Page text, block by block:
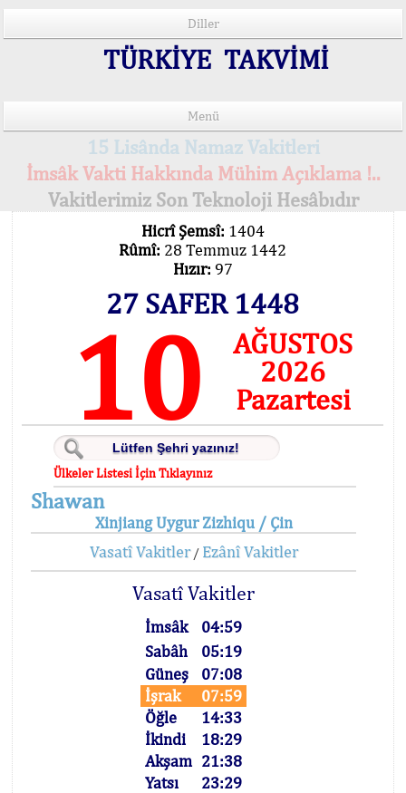
Diller
TÜRKİYE TAKVİMİ
Menü
15 Lisânda Namaz Vakitleri
İmsâk Vakti Hakkında Mühim Açıklama !..
Vakitlerimiz Son Teknoloji Hesâbıdır
Hicrî Şemsî: 1404
Rûmî: 28 Temmuz 1442
Hızır: 97
27 SAFER 1448
10
AĞUSTOS
2026
Pazartesi
Ülkeler Listesi İçin Tıklayınız
Shawan
Xinjiang Uygur Zizhiqu / Çin
Vasatî Vakitler/ Ezânî Vakitler
Vasatî Vakitler
İmsâk
04:59
Sabâh
05:19
Güneş
07:08
İşrak
07:59
Öğle
14:33
İkindi
18:29
Akşam 21:38
Yatsı
23:29